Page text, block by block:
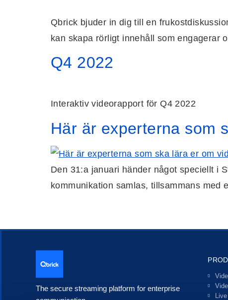
Qbrick bjuder in dig till en
kan skapa rörligt innehåll som engagerar
Q4 2022
Interaktiv videorapport för Q4 2022
Här är experterna som
Den 31:a januari händer något speciellt i
kommunikation samlas, tillsammans med
The secure streaming platform for enterprise